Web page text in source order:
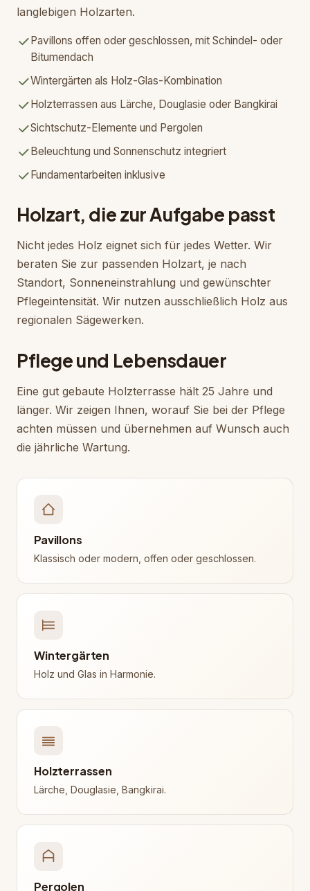
langlebigen Holzarten.
Pavillons offen oder geschlossen, mit Schindel- oder
Bitumendach
Wintergärten als Holz-Glas-Kombination
Holzterrassen aus Lärche, Douglasie oder Bangkirai
Sichtschutz-Elemente und Pergolen
Beleuchtung und Sonnenschutz integriert
Fundamentarbeiten inklusive
Holzart, die zur Aufgabe passt
Nicht jedes Holz eignet sich für jedes Wetter. Wir
beraten Sie zur passenden Holzart, je nach
Standort, Sonneneinstrahlung und gewünschter
Pflegeintensität. Wir nutzen ausschließlich Holz aus
regionalen Sägewerken.
Pflege und Lebensdauer
Eine gut gebaute Holzterrasse hält 25 Jahre und
länger. Wir zeigen Ihnen, worauf Sie bei der Pflege
achten müssen und übernehmen auf Wunsch auch
die jährliche Wartung.
Pavillons
Klassisch oder modern, offen oder geschlossen.
Wintergärten
Holz und Glas in Harmonie.
Holzterrassen
Lärche, Douglasie, Bangkirai.
Pergolen